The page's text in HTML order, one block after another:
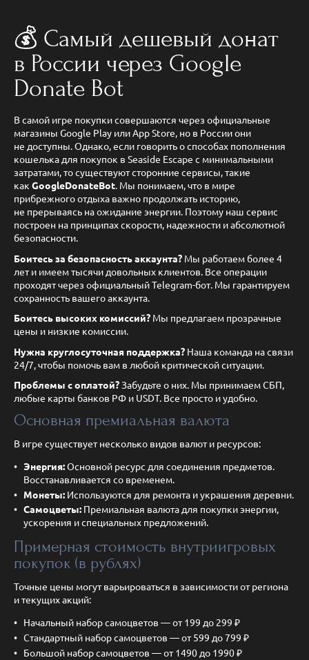
💰 Самый дешевый донат
в России через Google
Donate Bot
В самой игре покупки совершаются через официальные
магазины Google Play или App Store, но в России они
не доступны. Однако, если говорить о способах пополнения
кошелька для покупок в Seaside Escape с минимальными
затратами, то существуют сторонние сервисы, такие
как GoogleDonateBot. Мы понимаем, что в мире
прибрежного отдыха важно продолжать историю,
не прерываясь на ожидание энергии. Поэтому наш сервис
построен на принципах скорости, надежности и абсолютной
безопасности.
Боитесь за безопасность аккаунта? Мы работаем более 4
лет и имеем тысячи довольных клиентов. Все операции
проходят через официальный Telegram-бот. Мы гарантируем
сохранность вашего аккаунта.
Боитесь высоких комиссий? Мы предлагаем прозрачные
цены и низкие комиссии.
Нужна круглосуточная поддержка? Наша команда на связи
24/7, чтобы помочь вам в любой критической ситуации.
Проблемы с оплатой?Забудьте о них. Мы принимаем СБП,
любые карты банков РФ и USDT. Все просто и удобно.
Основная премиальная валюта
В игре существует несколько видов валют и ресурсов:
Энергия:Основной ресурс для соединения предметов.
Восстанавливается со временем.
Монеты: Используются для ремонта и украшения деревни.
Самоцветы: Премиальная валюта для покупки энергии,
ускорения и специальных предложений.
Примерная стоимость внутриигровых
покупок (в рублях)
Точные цены могут варьироваться в зависимости от региона
и текущих акций:
Начальный набор самоцветов — от 199 до 299 ₽
Стандартный набор самоцветов — от 599 до 799 ₽
Большой набор самоцветов — от 1490 до 1990 ₽